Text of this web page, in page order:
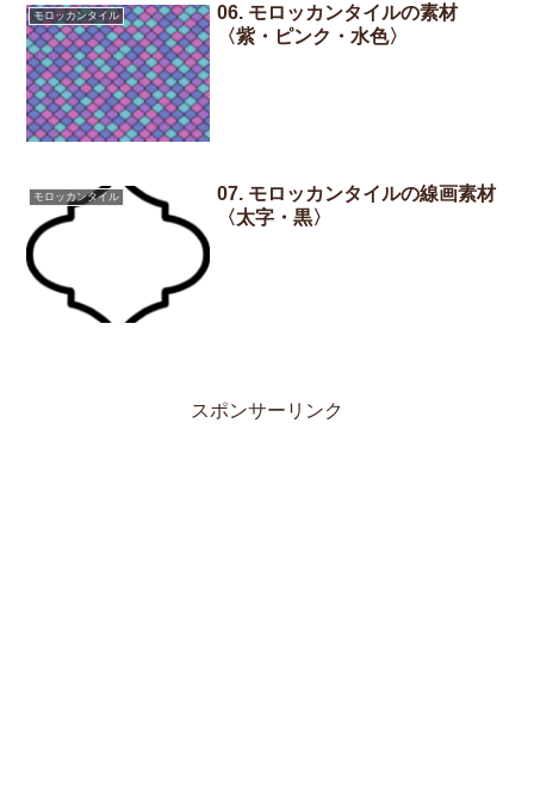
モロッカンタイル
06. モロッカンタイルの素材
〈紫・ピンク・水色〉
モロッカンタイル
07. モロッカンタイルの線画素材
〈太字・黒〉
スポンサーリンク